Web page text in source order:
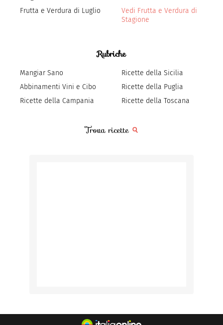
Frutta e Verdura di Luglio
Vedi Frutta e Verdura di
Stagione
Rubriche
Mangiar Sano
Abbinamenti Vini e Cibo
Ricette della Campania
Ricette della Sicilia
Ricette della Puglia
Ricette della Toscana
Trova ricette